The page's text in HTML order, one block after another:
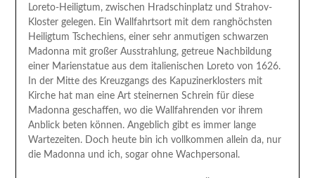
Loreto-Heiligtum, zwischen Hradschinplatz und Strahov-
Kloster gelegen. Ein Wallfahrtsort mit dem ranghöchsten
Heiligtum Tschechiens, einer sehr anmutigen schwarzen
Madonna mit großer Ausstrahlung, getreue Nachbildung
einer Marienstatue aus dem italienischen Loreto von 1626.
In der Mitte des Kreuzgangs des Kapuzinerklosters mit
Kirche hat man eine Art steinernen Schrein für diese
Madonna geschaffen, wo die Wallfahrenden vor ihrem
Anblick beten können. Angeblich gibt es immer lange
Wartezeiten. Doch heute bin ich vollkommen allein da, nur
die Madonna und ich, sogar ohne Wachpersonal.